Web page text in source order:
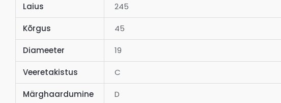
Laius 245
Kõrgus 45
Diameeter 19
Veeretakistus C
Märghaardumine D